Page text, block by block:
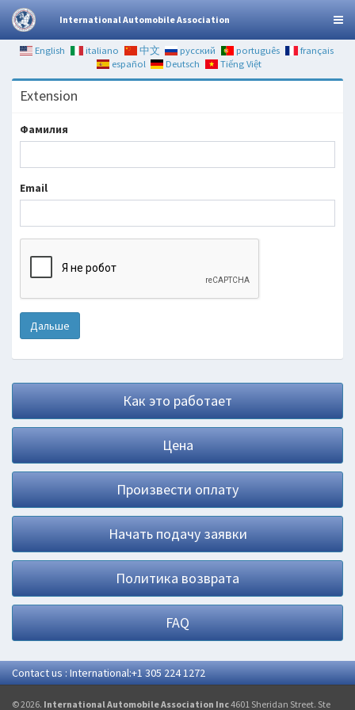
International Automobile Association
English italiano 中文 русский português
français
español
Deutsch Tiếng Việt
Extension
Фамилия
Email
Дальше
Как это работает
Цена
Произвести оплату
Начать подачу заявки
Политика возврата
FAQ
Contact us : International:+1 305 224 1272
© 2026. International Automobile Association Inc4601 Sheridan Street. Ste